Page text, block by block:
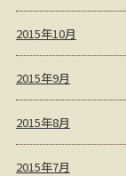
2015年10月
2015年9月
2015年8月
2015年7月